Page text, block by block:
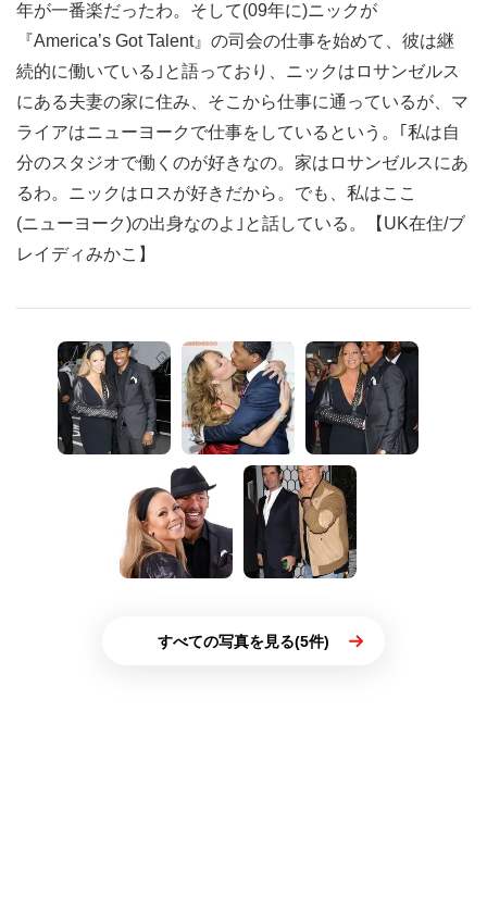
年が一番楽だったわ。そして(09年に)ニックが
『America’s Got Talent』の司会の仕事を始めて、彼は継
続的に働いている｣と語っており、ニックはロサンゼルス
にある夫妻の家に住み、そこから仕事に通っているが、マ
ライアはニューヨークで仕事をしているという。｢私は自
分のスタジオで働くのが好きなの。家はロサンゼルスにあ
るわ。ニックはロスが好きだから。でも、私はここ
(ニューヨーク)の出身なのよ｣と話している。【UK在住/ブ
レイディみかこ】
すべての写真を見る(5件)